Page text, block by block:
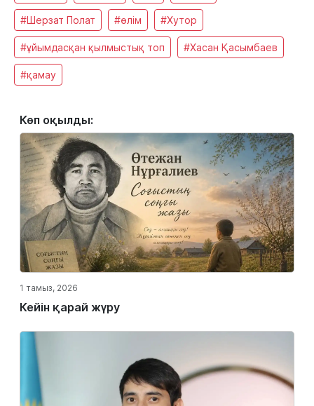
#Шерзат Полат #өлім #Хутор
#ұйымдасқан қылмыстық топ #Хасан Қасымбаев
#қамау
Көп оқылды:
1 тамыз, 2026
Кейін қарай жүру